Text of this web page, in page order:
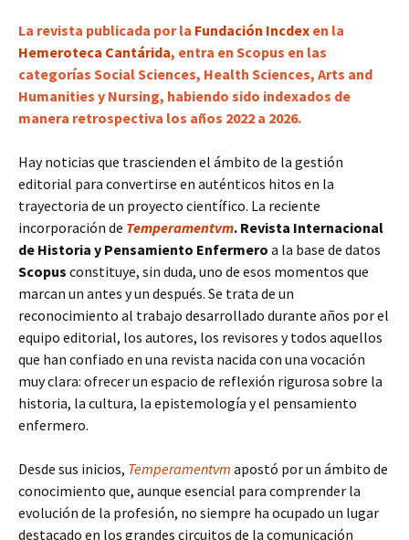
La revista publicada por la Fundación Incdex en la
Hemeroteca Cantárida, entra en Scopus en las
categorías Social Sciences, Health Sciences, Arts and
Humanities y Nursing, habiendo sido indexados de
manera retrospectiva los años 2022 a 2026.
Hay noticias que trascienden el ámbito de la gestión
editorial para convertirse en auténticos hitos en la
trayectoria de un proyecto científico. La reciente
incorporación de Temperamentvm. Revista Internacional
de Historia y Pensamiento Enfermero a la base de datos
Scopus constituye, sin duda, uno de esos momentos que
marcan un antes y un después. Se trata de un
reconocimiento al trabajo desarrollado durante años por el
equipo editorial, los autores, los revisores y todos aquellos
que han confiado en una revista nacida con una vocación
muy clara: ofrecer un espacio de reflexión rigurosa sobre la
historia, la cultura, la epistemología y el pensamiento
enfermero.
Desde sus inicios, Temperamentvm apostó por un ámbito de
conocimiento que, aunque esencial para comprender la
evolución de la profesión, no siempre ha ocupado un lugar
destacado en los grandes circuitos de la comunicación